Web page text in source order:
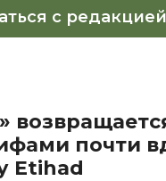
с редакцией
почти
Etihad